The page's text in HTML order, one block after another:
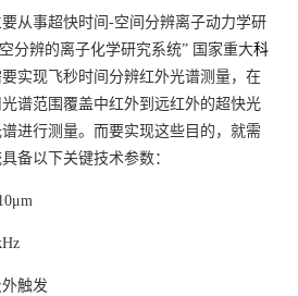
从事超快时间-空间分辨离子动力学研
分辨的离子化学研究系统” 国家重大科
实现飞秒时间分辨红外光谱测量，在
谱范围覆盖中红外到远红外的超快光
进行测量。而要实现这些目的，就需
备以下关键技术参数：
触发